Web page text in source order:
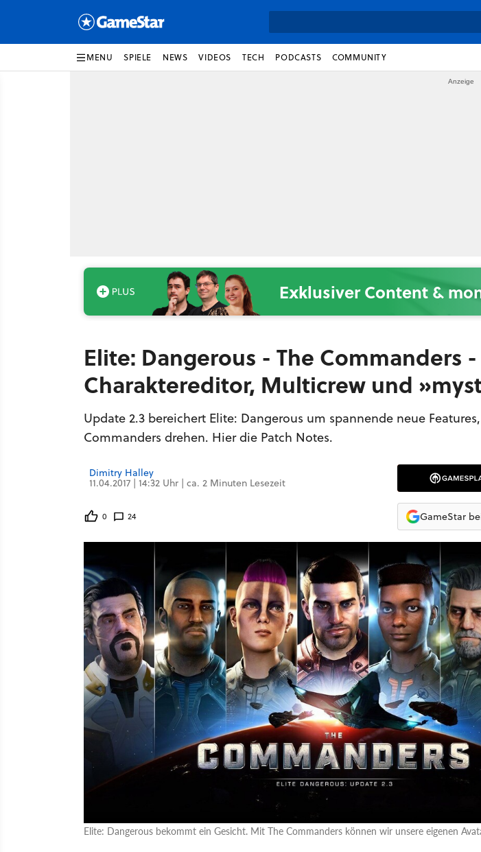
MENU SPIELE NEWS VIDEOS TECH PODCASTS COMMUNITY
Exklusiver Content &
Elite: Dangerous - The Commanders
Charaktereditor, Multicrew und
Update 2.3 bereichert Elite: Dangerous um spannende neue
Commanders drehen. Hier die Patch Notes.
Dimitry Halley
11.04.2017 | 14:32 Uhr | ca. 2 Minuten Lesezeit
0 24 GameStar
Elite: Dangerous bekommt ein Gesicht. Mit The Commanders können wir unsere eigenen